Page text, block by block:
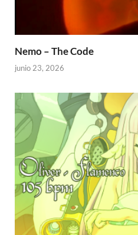
Nemo – The Code
junio 23, 2026